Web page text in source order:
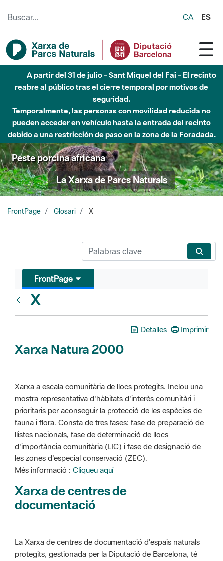
CA ES
A partir del 31 de julio - Sant Miquel del Fai - El recinto
reabre al público tras el cierre temporal por motivos de
seguridad.
Temporalmente, las personas con movilidad reducida no
pueden acceder en vehículo hasta la entrada del recinto
debido a una restricción de paso en la zona de la Foradada.
Peste porcina africana
La Xarxa de Parcs Naturals
FrontPage Glosari X
FrontPage
X
Detalles Imprimir
Xarxa Natura 2000
Xarxa a escala comunitària de llocs protegits. Inclou una
mostra representativa d'hàbitats d'interès comunitàri i
prioritaris per aconseguir la protecció de les espècies de
fauna i flora. Consta de tres fases: fase de preparació de
llistes nacionals, fase de determinació de llocs
d'importància comunitària (LIC) i fase de designació de
les zones d'especial conservació (ZEC).
Més informació : Cliqueu aquí
Xarxa de centres de
documentació
La Xarxa de centres de documentació d'espais naturals
protegits, gestionada per la Diputació de Barcelona, té